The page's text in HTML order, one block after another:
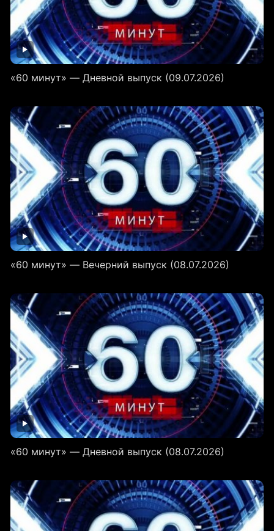
«60 минут» — Дневной выпуск (09.07.2026)
«60 минут» — Вечерний выпуск (08.07.2026)
«60 минут» — Дневной выпуск (08.07.2026)